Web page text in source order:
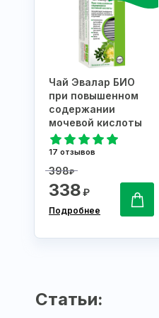
Чай Эвалар БИО
при повышенном
содержании
мочевой кислоты
17 отзывов
398₽
338₽
Подробнее
Статьи: